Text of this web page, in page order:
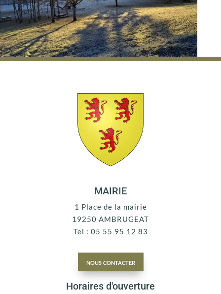
MAIRIE
1 Place de la mairie
19250 AMBRUGEAT
Tel : 05 55 95 12 83
nous contacter
Horaires d'ouverture